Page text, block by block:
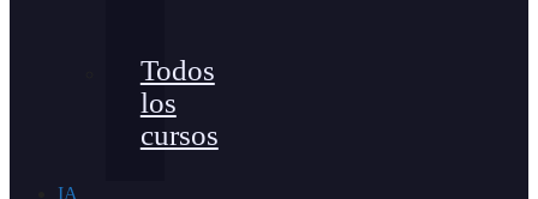
Todos
los
cursos
IA